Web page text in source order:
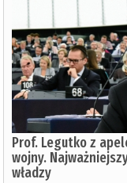
Prof. Legutko z
wojny.
władzy